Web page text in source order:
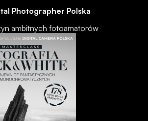
Photographer Polska
ambitnych fotoamatorów